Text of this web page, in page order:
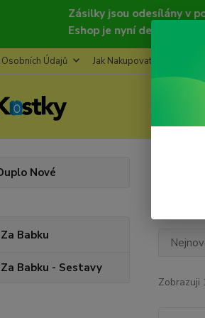
Zásilky jsou odesílány v pondělí,
Eshop je nyní deaktivován, znovu
Údajů Jak Nakupovat
Nové
Babku
Babku - Sestavy
Zobrazuji